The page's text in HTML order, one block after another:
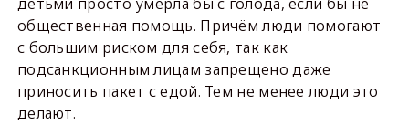
общественная помощь. Причём люди помогают
с большим риском для себя, так как
подсанкционным лицам запрещено даже
приносить пакет с едой. Тем не менее люди это
делают.